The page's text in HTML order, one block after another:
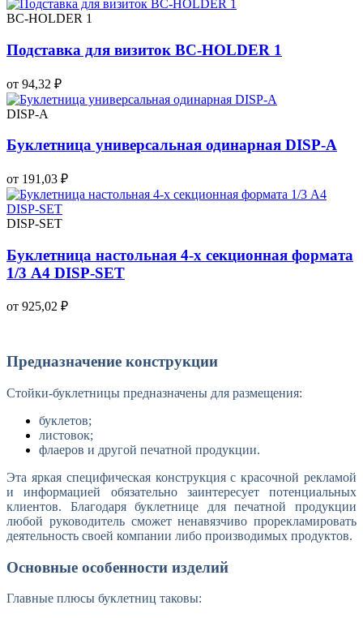
BC-HOLDER 1
Подставка для визиток BC-HOLDER 1
от 94,32 ₽
DISP-А
Буклетница универсальная одинарная DISP-А
от 191,03 ₽
DISP-SET
Буклетница настольная 4-х секционная формата
1/3 A4 DISP-SET
от 925,02 ₽
Предназначение конструкции
Стойки-буклетницы предназначены для размещения:
буклетов;
листовок;
флаеров и другой печатной продукции.
Эта яркая специфическая конструкция с красочной рекламой
и информацией обязательно заинтересует потенциальных
клиентов. Благодаря буклетнице для печатной продукции
любой руководитель сможет ненавязчиво прорекламировать
деятельность своей компании либо производимых продуктов.
Основные особенности изделий
Главные плюсы буклетниц таковы: